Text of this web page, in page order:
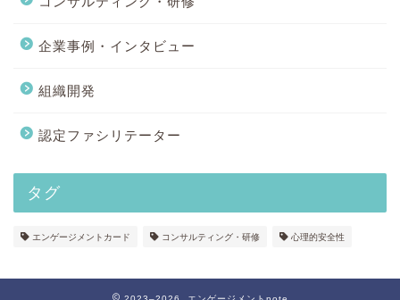
企業事例・インタビュー
組織開発
認定ファシリテーター
タグ
エンゲージメントカード コンサルティング・研修 心理的安全性